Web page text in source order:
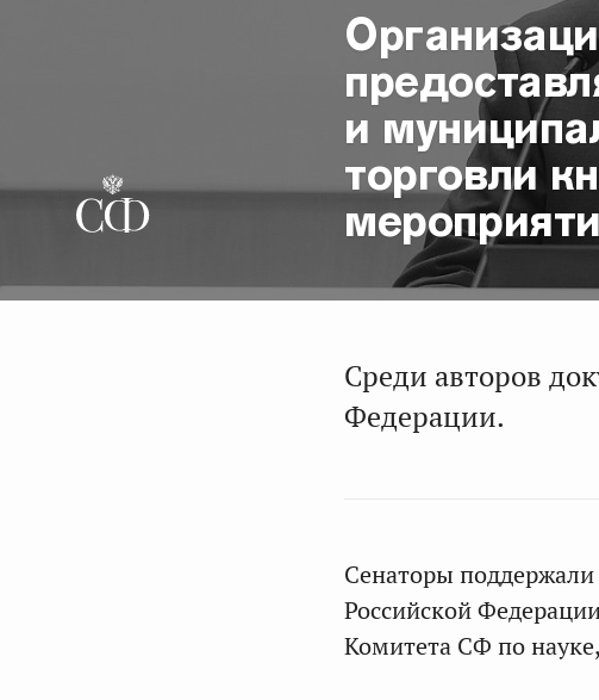
и
торговли
Среди авторов
Федерации.
Сенаторы
Российской
Комитета СФ по